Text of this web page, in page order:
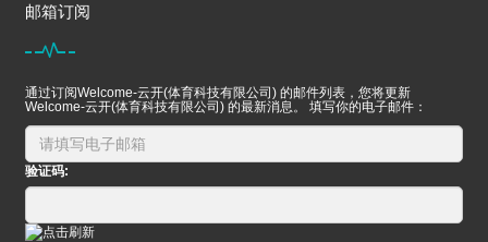
邮箱订阅
通过订阅Welcome-云开(体育科技有限公司) 的邮件列表，您将更新
Welcome-云开(体育科技有限公司) 的最新消息。 填写你的电子邮件：
验证码: